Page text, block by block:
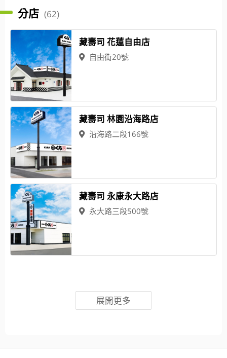
分店 (62)
藏壽司 花蓮自由店
自由街20號
藏壽司 林園沿海路店
沿海路二段166號
藏壽司 永康永大路店
永大路三段500號
展開更多